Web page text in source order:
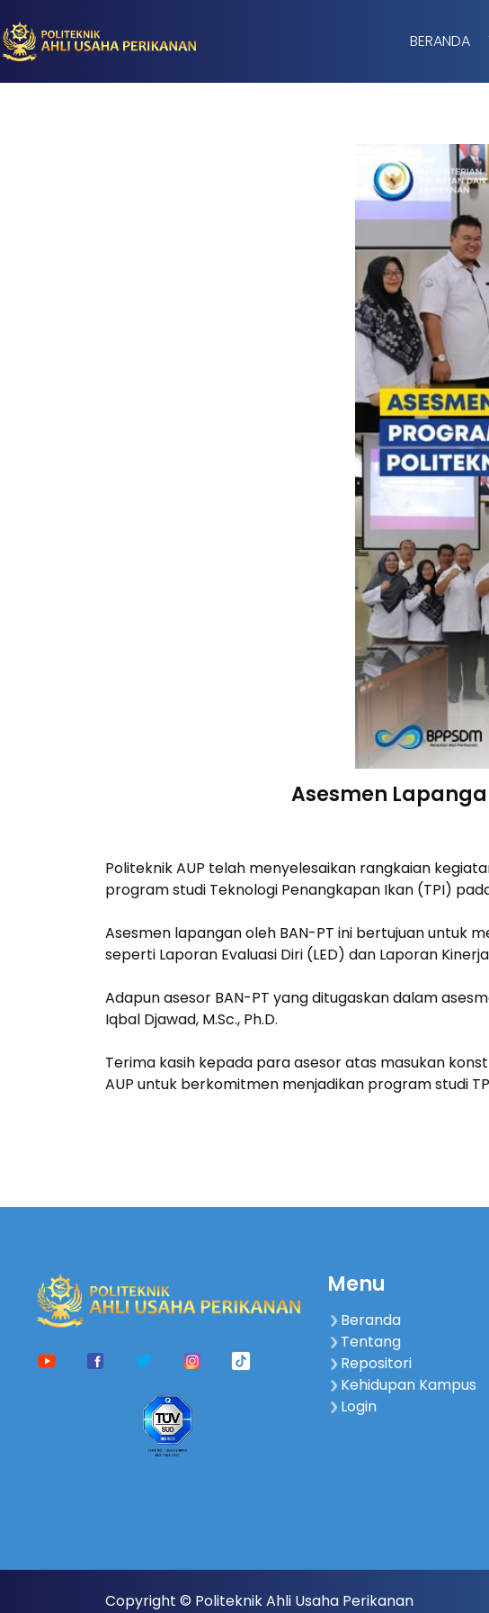
BERANDA
Asesmen
Politeknik AUP telah menyelesaikan rangkaian
program studi Teknologi Penangkapan Ikan (TPI)
Asesmen lapangan oleh BAN-PT ini bertujuan untuk
seperti Laporan Evaluasi Diri (LED) dan Laporan
Adapun asesor BAN-PT yang ditugaskan dalam
Iqbal Djawad, M.Sc., Ph.D.
Terima kasih kepada para asesor atas masukan
AUP untuk berkomitmen menjadikan program studi
Menu
Beranda
Tentang
Repositori
Kehidupan Kampus
Login
Copyright © Politeknik Ahli Usaha Perikanan